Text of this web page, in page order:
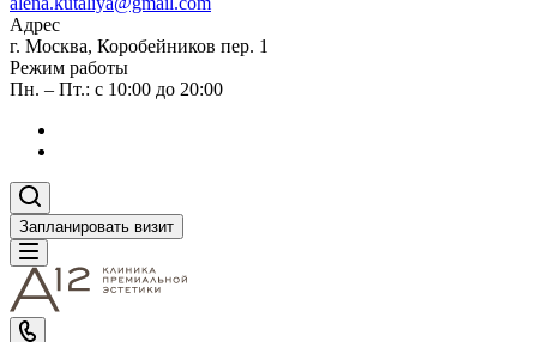
Адрес
г. Москва, Коробейников пер. 1
Режим работы
Пн. – Пт.: с 10:00 до 20:00
Запланировать визит